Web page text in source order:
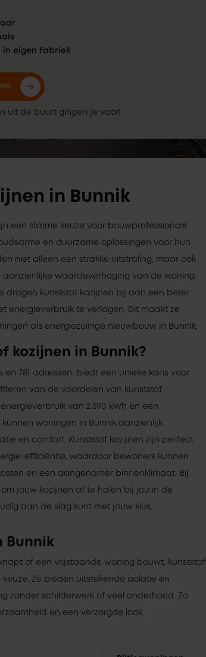
in eigen fabriek
uit de buurt gingen je voor!
in Bunnik
een slimme keuze voor bouwprofessionals
en duurzame oplossingen voor hun
niet alleen een strakke uitstraling, maar ook
waardeverhoging van de woning.
dragen kunststof kozijnen bij aan een beter
energieverbruik te verlagen. Dit maakt ze
als energiezuinige nieuwbouw in Bunnik.
kozijnen in Bunnik?
en 781 adressen, biedt een unieke kans voor
van de voordelen van kunststof
van 2.590 kWh en een
kunnen woningen in Bunnik aanzienlijk
en comfort. Kunststof kozijnen zijn perfect
efficiëntie, waardoor bewoners kunnen
en een aangenamer binnenklimaat. Bij
jouw kozijnen af te halen bij jou in de
aan de slag kunt met jouw klus.
Bunnik
of een vrijstaande woning bouwt, kunststof
Ze bieden uitstekende isolatie en
zonder schilderwerk of veel onderhoud. Zo
en een verzorgde look.